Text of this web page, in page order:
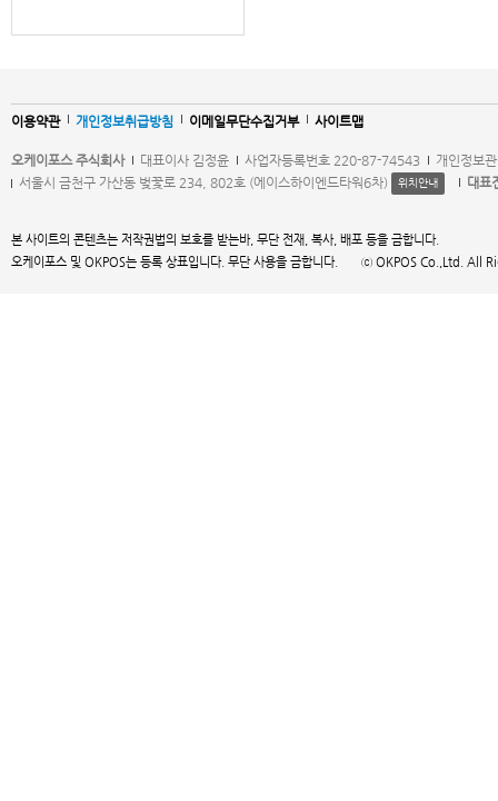
이용약관 개인정보취급방침 이메일무단수집거부 사이트맵
오케이포스 주식회사 대표이사 김정윤 사업자등록번호 220-87-74543
개인정보
서울시 금천구 가산동 벚꽃로 234, 802호 (에이스하이엔드타워6차)
위치안내 대표
본 사이트의 콘텐츠는 저작권법의 보호를 받는바, 무단 전재, 복사, 배포 등을 금합니다.
오케이포스 및 OKPOS는 등록 상표입니다. 무단 사용을 금합니다. ⓒ OKPOS Co.,Ltd. All